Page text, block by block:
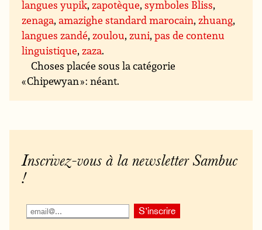
langues yupik,zapotèque,symboles Bliss,
zenaga,amazighe standard marocain,zhuang,
langues zandé,zoulou,zuni,pas de contenu
linguistique,zaza.
Choses placée sous la catégorie
« Chipewyan » : néant.
Inscrivez-vous à la newsletter Sambuc
!